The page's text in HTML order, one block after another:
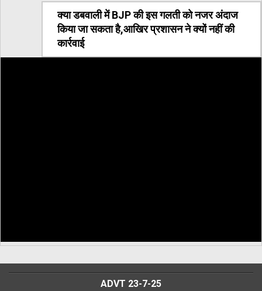
क्या डबवाली में BJP की इस गलती को नजर अंदाज
किया जा सकता है,आखिर प्रशासन ने क्यों नहीं की
कार्रवाई
ADVT 23-7-25